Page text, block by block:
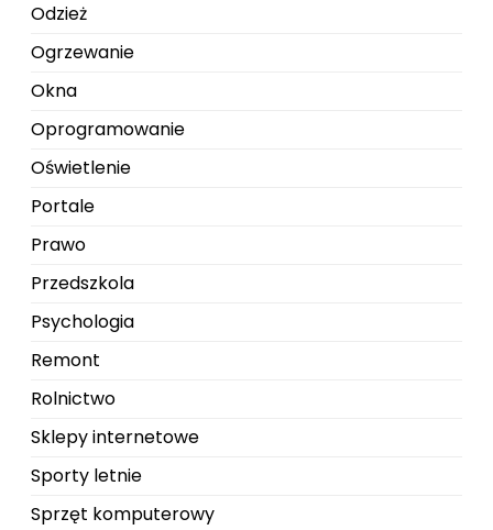
Odzież
Ogrzewanie
Okna
Oprogramowanie
Oświetlenie
Portale
Prawo
Przedszkola
Psychologia
Remont
Rolnictwo
Sklepy internetowe
Sporty letnie
Sprzęt komputerowy